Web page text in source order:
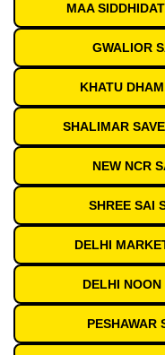
MAA
GWALIOR
KHATU
SHALIMAR
NEW NCR
SHREE SAI
DELHI
DELHI
PESHAWAR